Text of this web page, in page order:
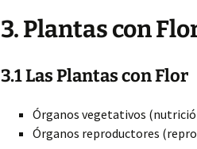
3. Plantas con
3.1 Las Plantas con Flor
Órganos vegetativos
Órganos reproductores